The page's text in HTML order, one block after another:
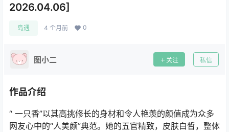
2026.04.06]
岛遇 4 个月前 0
图小二 关注 私信
作品介绍
“ 一只香”以其高挑修长的身材和令人艳羡的颜值成为众多
网友心中的“人美颜”典范。她的五官精致，皮肤白皙，整体